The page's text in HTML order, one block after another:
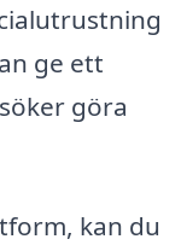
ge ett
göra
kan du